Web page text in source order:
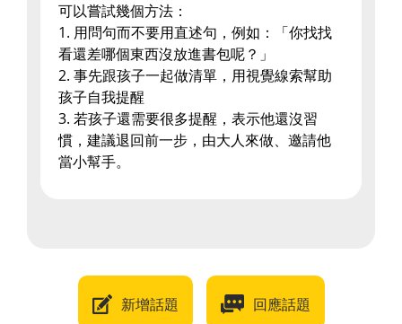
可以嘗試幾個方法：
1. 用問句而不要用直述句，例如：「你找找
看還差哪個東西沒放進書包呢？」
2. 事先跟孩子一起做清單，用視覺線索幫助
孩子自我提醒
3. 若孩子還需要很多提醒，表示他還沒習
慣，建議退回前一步，由大人來做、邀請他
當小幫手。
新增話題 回應話題